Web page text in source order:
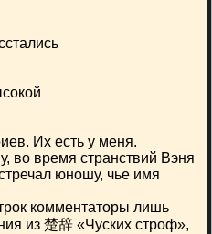
Их есть у меня.
во время странствий Вэня
юношу, чье имя
комментаторы лишь
из 楚辞 «Чуских строф»,